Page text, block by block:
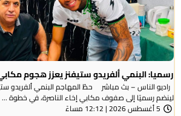
رسميا: البنمي ألفريدو ستيفنز يعزز هجوم مكابي
راديو الناس – بث مباشر حطّ المهاجم البنمي ألفريدو
لينضم رسميًا إلى صفوف مكابي إخاء الناصرة، في خطوة ...
5 أغسطس 2026 | 12:12 مساءً